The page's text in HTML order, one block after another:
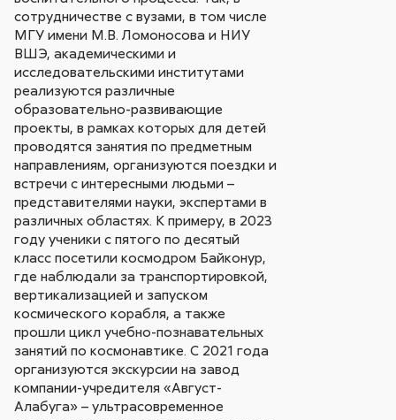
сотрудничестве с вузами, в том числе
МГУ имени М.В. Ломоносова и НИУ
ВШЭ, академическими и
исследовательскими институтами
реализуются различные
образовательно-развивающие
проекты, в рамках которых для детей
проводятся занятия по предметным
направлениям, организуются поездки и
встречи с интересными людьми –
представителями науки, экспертами в
различных областях. К примеру, в 2023
году ученики с пятого по десятый
класс посетили космодром Байконур,
где наблюдали за транспортировкой,
вертикализацией и запуском
космического корабля, а также
прошли цикл учебно-познавательных
занятий по космонавтике. С 2021 года
организуются экскурсии на завод
компании-учредителя «Август-
Алабуга» – ультрасовременное